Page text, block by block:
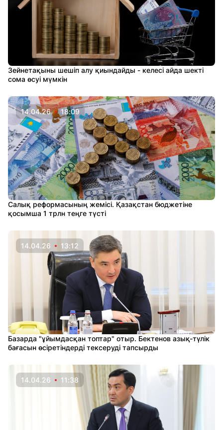
Зейнетақыны шешіп алу қиындайды - келесі айда шекті
сома өсуі мүмкін
14.04.26 18:09
Салық реформасының жемісі. Қазақстан бюджетіне
қосымша 1 трлн теңге түсті
14.04.26 13:12
Базарда "ұйымдасқан топтар" отыр. Бектенов азық-түлік
бағасын өсіретіндерді тексеруді тапсырды
14.04.26 11:38